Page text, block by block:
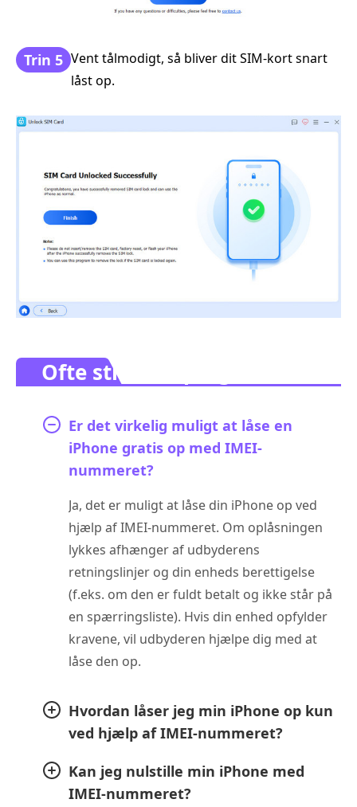
Trin 5 Vent tålmodigt, så bliver dit SIM‑kort snart
låst op.
Ofte stillede spørgsmål.
Er det virkelig muligt at låse en
iPhone gratis op med IMEI-
nummeret?
Ja, det er muligt at låse din iPhone op ved
hjælp af IMEI-nummeret. Om oplåsningen
lykkes afhænger af udbyderens
retningslinjer og din enheds berettigelse
(f.eks. om den er fuldt betalt og ikke står på
en spærringsliste). Hvis din enhed opfylder
kravene, vil udbyderen hjælpe dig med at
låse den op.
Hvordan låser jeg min iPhone op kun
ved hjælp af IMEI-nummeret?
Kan jeg nulstille min iPhone med
IMEI-nummeret?